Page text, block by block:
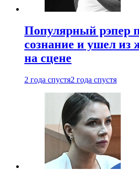
Популярный рэпер
сознание и ушел из
на сцене
2 года спустя2 года спустя